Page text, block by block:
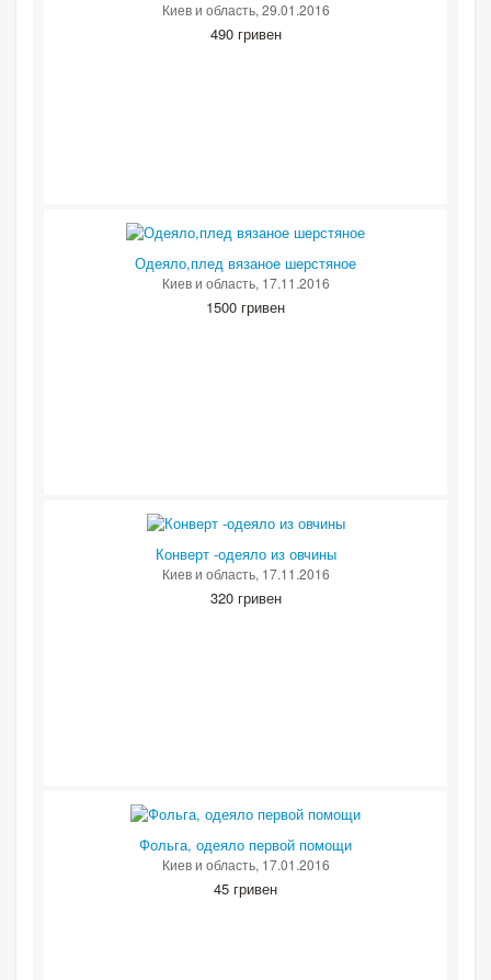
Киев и область, 29.01.2016
490 гривен
Одеяло,плед вязаное шерстяное
Киев и область, 17.11.2016
1500 гривен
Конверт -одеяло из овчины
Киев и область, 17.11.2016
320 гривен
Фольга, одеяло первой помощи
Киев и область, 17.01.2016
45 гривен